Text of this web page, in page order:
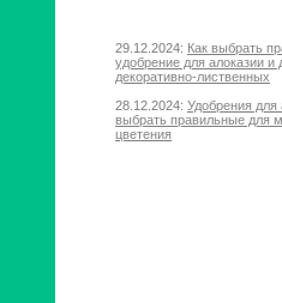
29.12.2024: Как выбрать
удобрение для алоказии и
декоративно-лиственных
28.12.2024: Удобрения для
выбрать правильные для
цветения